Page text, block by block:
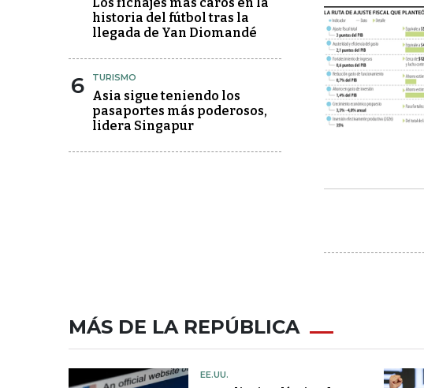
historia del fútbol tras la
llegada de Yan Diomandé
6 TURISMO
Asia sigue teniendo los
pasaportes más poderosos,
lidera Singapur
MÁS DE LA REPÚBLICA
EE.UU.